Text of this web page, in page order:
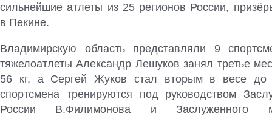
сильнейшие атлеты из 25 регионов России,
в Пекине.
Владимирскую область представляли 9
тяжелоатлеты Александр Лешуков занял третье
56 кг, а Сергей Жуков стал вторым в весе до
спортсмена тренируются под руководством
России В.Филимонова и Заслуженного